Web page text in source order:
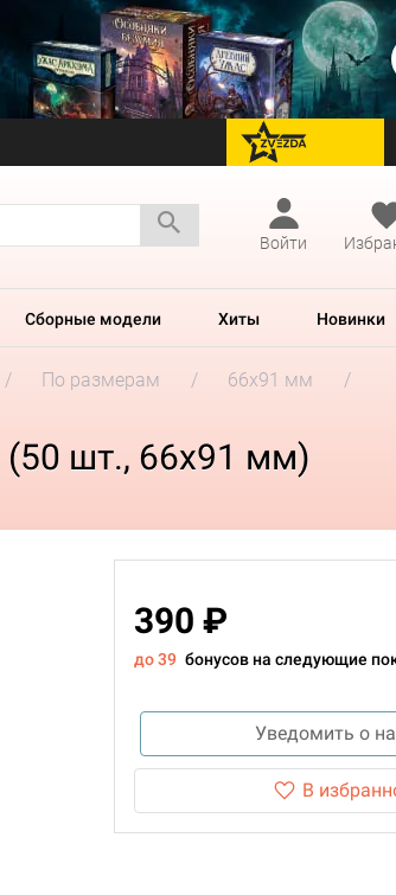
перейти на Zvezda
Войти
Сборные модели Хиты Новинки
По размерам
66x91 мм
шт., 66x91 мм)
390 ₽
до 39 бонусов на следующие
Уведомить о
В